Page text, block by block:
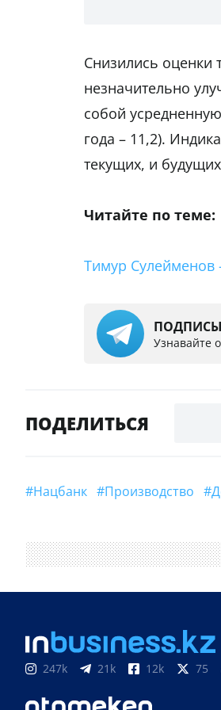
Снизились оценки
незначительно
собой
года – 11,2).
текущих, и
Читайте по теме:
Тимур Сулейменов
Узнавайте
ПОДЕЛИТЬСЯ
#Нацбанк #производство
247k 21k 12k 75